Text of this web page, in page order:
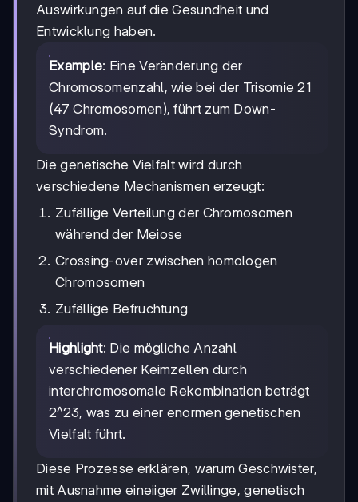
Auswirkungen auf die Gesundheit und
Entwicklung haben.
Example: Eine Veränderung der
Chromosomenzahl, wie bei der Trisomie 21
(47 Chromosomen), führt zum Down-
Syndrom.
Die genetische Vielfalt wird durch
verschiedene Mechanismen erzeugt:
Zufällige Verteilung der Chromosomen
während der Meiose
Crossing-over zwischen homologen
Chromosomen
Zufällige Befruchtung
Highlight: Die mögliche Anzahl
verschiedener Keimzellen durch
interchromosomale Rekombination beträgt
2^23, was zu einer enormen genetischen
Vielfalt führt.
Diese Prozesse erklären, warum Geschwister,
mit Ausnahme eineiiger Zwillinge, genetisch